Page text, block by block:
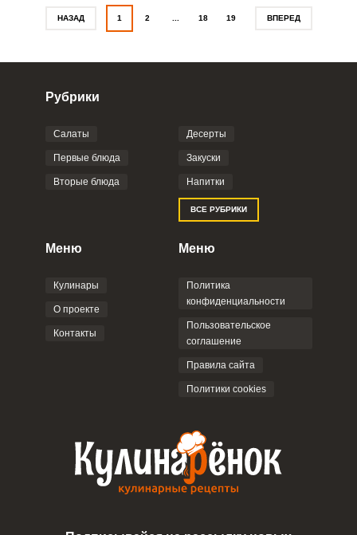
НАЗАД 1 2 18 19 ВПЕРЕД
Рубрики
Салаты
Первые блюда
Вторые блюда
Десерты
Закуски
Напитки
ВСЕ РУБРИКИ
Меню
Кулинары
О проекте
Контакты
Меню
Политика
конфиденциальности
Пользовательское
соглашение
Правила сайта
Политики cookies